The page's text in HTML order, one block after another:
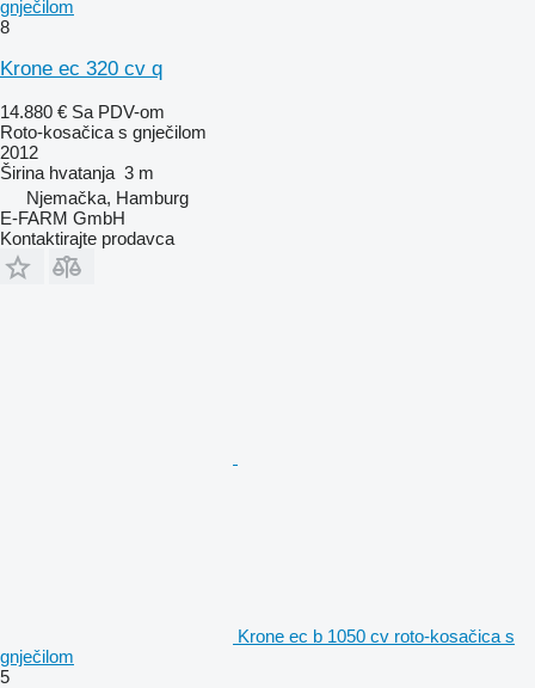
gnječilom
8
Krone ec 320 cv q
14.880 € Sa PDV-om
Roto-kosačica s gnječilom
2012
Širina hvatanja 3 m
Njemačka, Hamburg
E-FARM GmbH
Kontaktirajte prodavca
Krone ec b 1050 cv roto-kosačica s
gnječilom
5